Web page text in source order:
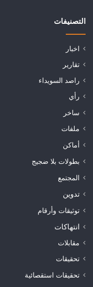
التصنيفات
اخبار
تقارير
راصد السويداء
رأي
ساخر
ملفات
أماكن
بطولات بلا ضجيج
المجتمع
تدوين
توثيقات وأرقام
انتهاكات
مقابلات
تحقيقات
تحقيقات استقصائية